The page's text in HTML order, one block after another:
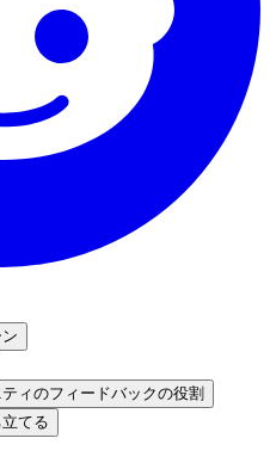
ィのフィードバックの役割
てる